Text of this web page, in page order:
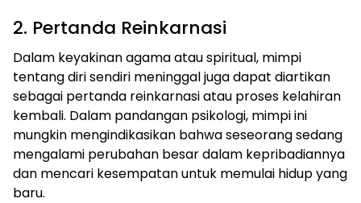
2. Pertanda Reinkarnasi
Dalam keyakinan agama atau spiritual, mimpi
tentang diri sendiri meninggal juga dapat diartikan
sebagai pertanda reinkarnasi atau proses kelahiran
kembali. Dalam pandangan psikologi, mimpi ini
mungkin mengindikasikan bahwa seseorang sedang
mengalami perubahan besar dalam kepribadiannya
dan mencari kesempatan untuk memulai hidup yang
baru.